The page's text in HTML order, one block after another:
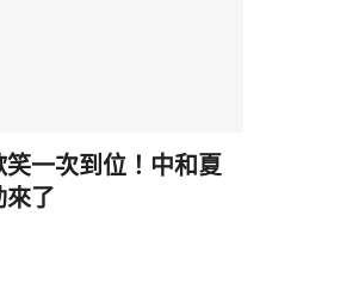
一次到位！中和夏
來了